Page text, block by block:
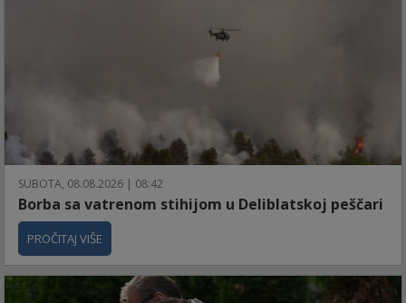
SUBOTA, 08.08.2026 | 08:42
Borba sa vatrenom stihijom u Deliblatskoj peščari
PROČITAJ VIŠE